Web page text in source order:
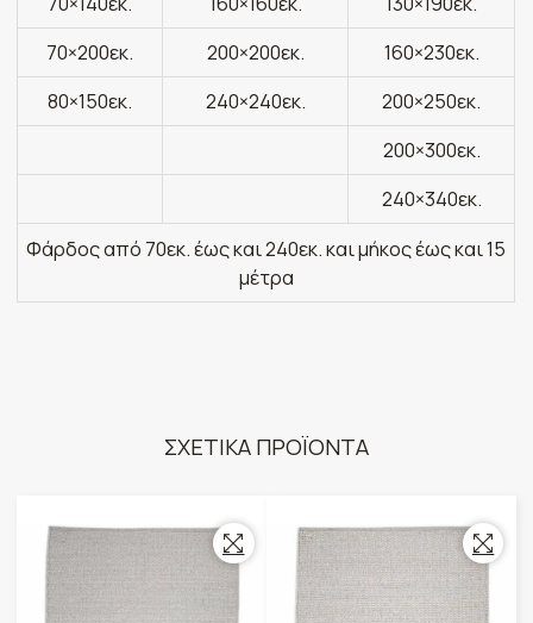
70×200εκ.
200×200εκ.
160×230εκ.
80×150εκ.
240×240εκ.
200×250εκ.
200×300εκ.
240×340εκ.
Φάρδος από 70εκ. έως και 240εκ. και μήκος έως και 15
μέτρα
ΣΧΕΤΙΚΑ ΠΡΟΪΟΝΤΑ